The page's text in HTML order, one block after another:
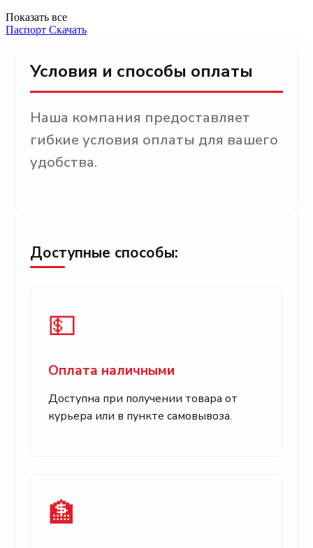
Показать все
Паспорт Скачать
Условия и способы оплаты
Наша компания предоставляет
гибкие условия оплаты для вашего
удобства.
Доступные способы:
💵
Оплата наличными
Доступна при получении товара от
курьера или в пункте самовывоза.
🏦